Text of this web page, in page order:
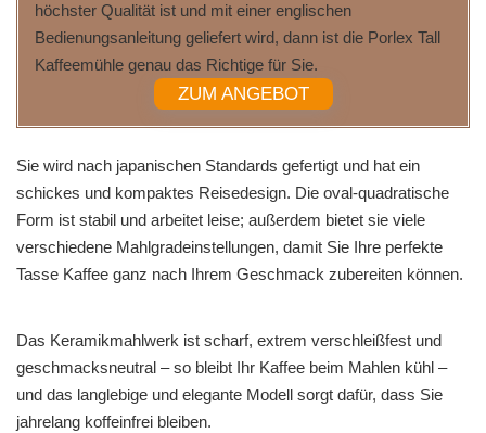
höchster Qualität ist und mit einer englischen
Bedienungsanleitung geliefert wird, dann ist die Porlex Tall
Kaffeemühle genau das Richtige für Sie.
ZUM ANGEBOT
Sie wird nach japanischen Standards gefertigt und hat ein
schickes und kompaktes Reisedesign. Die oval-quadratische
Form ist stabil und arbeitet leise; außerdem bietet sie viele
verschiedene Mahlgradeinstellungen, damit Sie Ihre perfekte
Tasse Kaffee ganz nach Ihrem Geschmack zubereiten können.
Das Keramikmahlwerk ist scharf, extrem verschleißfest und
geschmacksneutral – so bleibt Ihr Kaffee beim Mahlen kühl –
und das langlebige und elegante Modell sorgt dafür, dass Sie
jahrelang koffeinfrei bleiben.